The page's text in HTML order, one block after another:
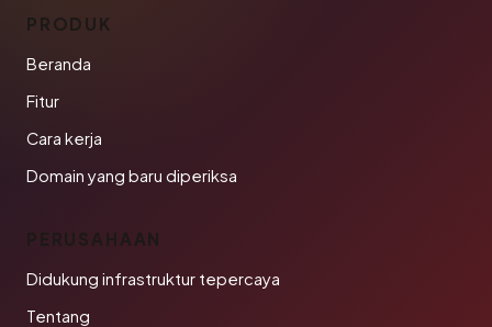
PRODUK
Beranda
Fitur
Cara kerja
Domain yang baru diperiksa
PERUSAHAAN
Didukung infrastruktur tepercaya
Tentang